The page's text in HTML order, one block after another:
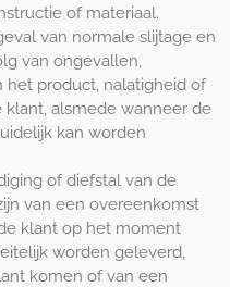
of materiaal.
van normale slijtage en
van ongevallen,
het product, nalatigheid of
alsmede wanneer de
kan worden
of diefstal van de
van een overeenkomst
klant op het moment
worden geleverd,
komen of van een